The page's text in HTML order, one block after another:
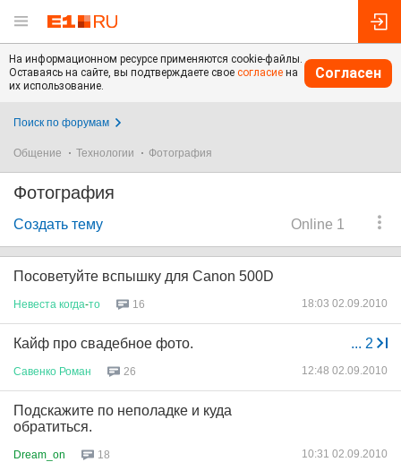
На информационном ресурсе применяются cookie-файлы.
Оставаясь на сайте, вы подтверждаете свое согласие на
их использование.
Согласен
Поиск по форумам
Общение Технологии Фотография
Фотография
Online 1
Создать тему
Посоветуйте вспышку для Canon 500D
Невеста когда-то 16 18:03 02.09.2010
... 2
Кайф про свадебное фото.
Савенко Роман 26 12:48 02.09.2010
Подскажите по неполадке и куда
обратиться.
Dream_on 18 10:31 02.09.2010